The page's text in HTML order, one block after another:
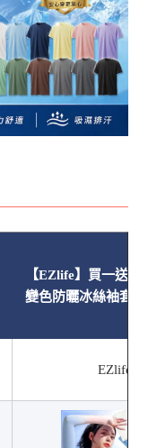
【EZlife】買一送一
變色防曬冰絲袖套
EZlife